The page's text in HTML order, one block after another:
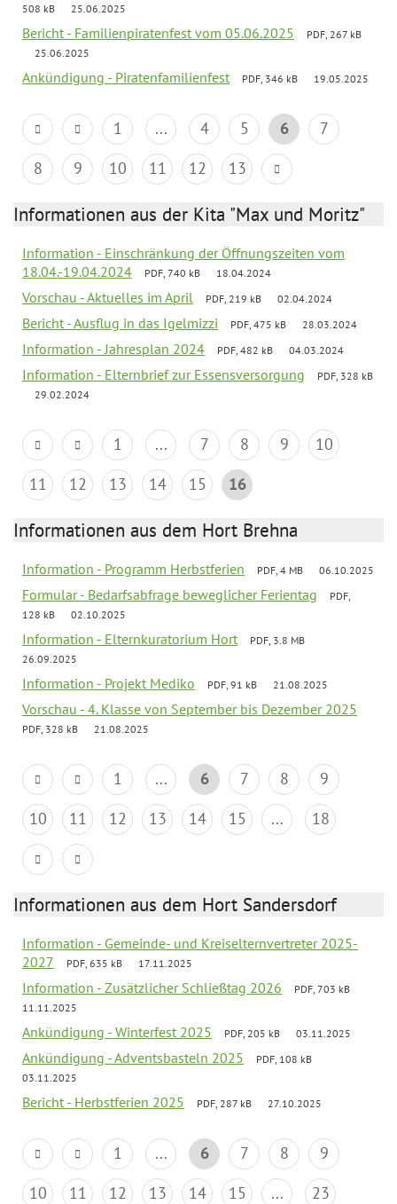
508 kB 25.06.2025
Bericht - Familienpiratenfest vom 05.06.2025
PDF, 267 kB
25.06.2025
Ankündigung - Piratenfamilienfest PDF, 346 kB 19.05.2025
1 ... 4 5 6
7
8
9 10 11 12 13
Informationen aus der Kita "Max und Moritz"
Information - Einschränkung der Öffnungszeiten vom
18.04.-19.04.2024
PDF, 740 kB 18.04.2024
Vorschau - Aktuelles im April PDF, 219 kB 02.04.2024
Bericht - Ausflug in das Igelmizzi PDF, 475 kB 28.03.2024
Information - Jahresplan 2024 PDF, 482 kB 04.03.2024
Information - Elternbrief zur Essensversorgung
PDF, 328 kB
29.02.2024
1 ... 7 8 9
10
11
12 13 14 15 16
Informationen aus dem Hort Brehna
Information - Programm Herbstferien PDF, 4 MB 06.10.2025
Formular - Bedarfsabfrage beweglicher Ferientag
PDF,
128 kB
02.10.2025
Information - Elternkuratorium Hort
PDF, 3.8 MB
26.09.2025
Information - Projekt Mediko PDF, 91 kB 21.08.2025
Vorschau - 4. Klasse von September bis Dezember 2025
PDF, 328 kB 21.08.2025
1 ... 6 7 8
9
10
11 12 13 14 15 ... 18
Informationen aus dem Hort Sandersdorf
Information - Gemeinde- und Kreiselternvertreter 2025-
2027
PDF, 635 kB 17.11.2025
Information - Zusätzlicher Schließtag 2026
PDF, 703 kB
11.11.2025
Ankündigung - Winterfest 2025 PDF, 205 kB 03.11.2025
Ankündigung - Adventsbasteln 2025
PDF, 108 kB
03.11.2025
Bericht - Herbstferien 2025 PDF, 287 kB 27.10.2025
1 ... 6 7 8
9
10
11 12 13 14 15 ... 23